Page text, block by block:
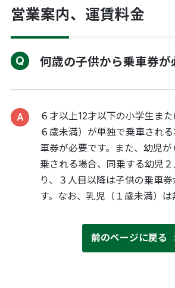
営業案内、運賃料金
何歳の子供から乗車券が
６才以上12才以下の小学生ま
６歳未満）が単独で乗車され
車券が必要です。また、幼児
乗される場合、同乗する幼児
り、３人目以降は子供の乗車
す。なお、乳児（１歳未満）は
前のページに戻る